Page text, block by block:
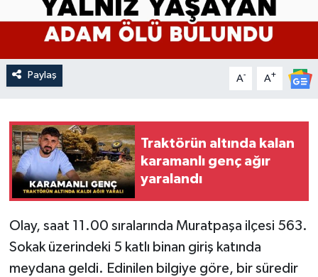
Paylaş A- A+
Traktörün altında kalan
karamanlı genç ağır
yaralandı
Olay, saat 11.00 sıralarında Muratpaşa ilçesi 563.
Sokak üzerindeki 5 katlı binan giriş katında
meydana geldi. Edinilen bilgiye göre, bir süredir